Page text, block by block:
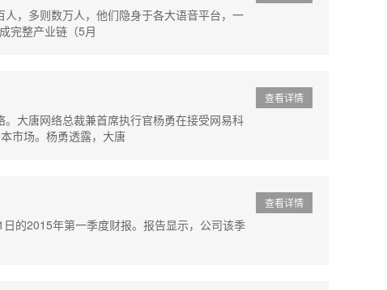
，多则数万人，他们隐身于各大语音平台，一
完整产业链（5月
查看详情
大唐网络总裁兼首席执行官杨勇在接受网易科
市场。杨勇透露，大唐
查看详情
的2015年第一季度财报。报告显示，公司该季